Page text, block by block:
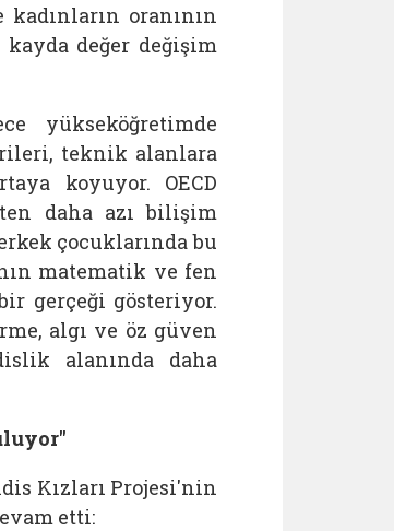
oranının
değer değişim
yükseköğretimde
teknik alanlara
koyuyor. OECD
daha azı bilişim
çocuklarında bu
matematik ve fen
gerçeği gösteriyor.
algı ve öz güven
alanında daha
Kızları Projesi'nin
etti: